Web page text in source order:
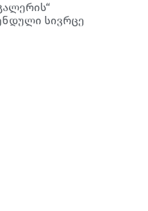
სივრცე